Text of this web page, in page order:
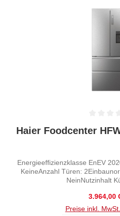
Durchschnittliche Bewertung
Haier Foodcenter
Energieeffizienzklasse EnEV
KeineAnzahl Türen:
NeinNutzinhalt
3.964,00
Preise inkl.